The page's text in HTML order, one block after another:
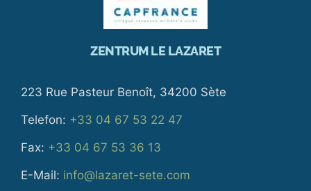
ZENTRUM LE LAZARET
223 Rue Pasteur Benoît, 34200 Sète
Telefon: +33 04 67 53 22 47
Fax: +33 04 67 53 36 13
E-Mail: info@lazaret-sete.com